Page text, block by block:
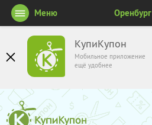
КупиКупон
Мобильное приложение
ещё удобнее
Меню Оренбург